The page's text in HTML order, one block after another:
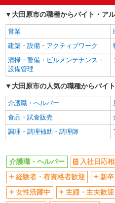
入社日応相談
経験者・有資格者歓迎
女性活躍中
フリーター歓迎
ブランクOK
エルダー（50代～）活躍中
高収入・高額
昇給あり
フルタイム歓迎
駅直結・駅チカ
残業少なめ（月20h未満）
社会保険あり
退職金・財形貯蓄制度あり
大田原市の職種からバイト・ア
営業
建築・設備・アクティブワーク
清掃・警備・ビルメンテナンス・
設備管理
大田原市の人気の職種からバイ
介護職・ヘルパー
食品・試食販売
調理・調理補助・調理師
介護職・ヘルパー 入社日応
経験者・有資格者歓迎
新
女性活躍中
主婦・主夫歓迎